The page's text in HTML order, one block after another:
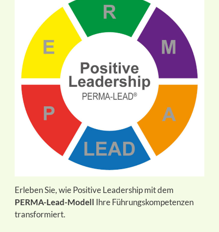
Erleben Sie, wie Positive Leadership mit dem
PERMA-Lead-Modell Ihre Führungskompetenzen
transformiert.